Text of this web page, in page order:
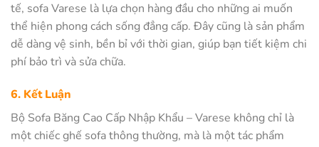
tế, sofa Varese là lựa chọn hàng đầu cho những ai muốn
thể hiện phong cách sống đẳng cấp. Đây cũng là sản phẩm
dễ dàng vệ sinh, bền bỉ với thời gian, giúp bạn tiết kiệm chi
phí bảo trì và sửa chữa.
6. Kết Luận
Bộ Sofa Băng Cao Cấp Nhập Khẩu – Varese không chỉ là
một chiếc ghế sofa thông thường, mà là một tác phẩm